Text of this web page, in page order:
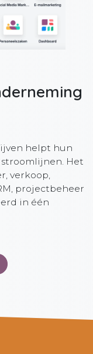
helpt hun
Het
verkoop,
projectbeheer
in één